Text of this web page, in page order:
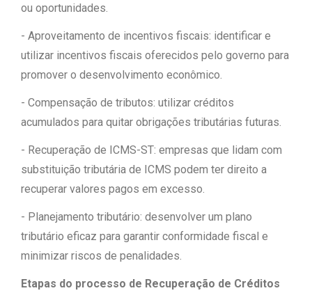
ou oportunidades.
- Aproveitamento de incentivos fiscais: identificar e
utilizar incentivos fiscais oferecidos pelo governo para
promover o desenvolvimento econômico.
- Compensação de tributos: utilizar créditos
acumulados para quitar obrigações tributárias futuras.
- Recuperação de ICMS-ST: empresas que lidam com
substituição tributária de ICMS podem ter direito a
recuperar valores pagos em excesso.
- Planejamento tributário: desenvolver um plano
tributário eficaz para garantir conformidade fiscal e
minimizar riscos de penalidades.
Etapas do processo de Recuperação de Créditos